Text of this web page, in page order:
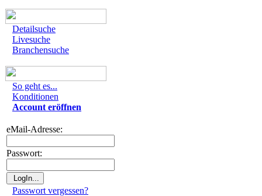
Detailsuche
Livesuche
Branchensuche
So geht es...
Konditionen
Account eröffnen
eMail-Adresse:
Passwort:
Passwort vergessen?